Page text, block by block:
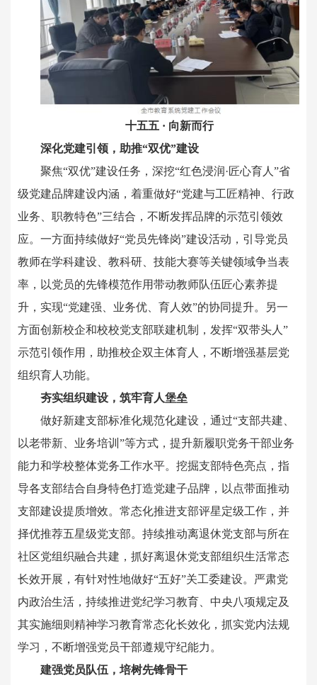
十五五 · 向新而行
深化党建引领，助推“双优”建设
聚焦“双优”建设任务，深挖“红色浸润·匠心育人”省
级党建品牌建设内涵，着重做好“党建与工匠精神、行政
业务、职教特色”三结合，不断发挥品牌的示范引领效
应。一方面持续做好“党员先锋岗”建设活动，引导党员
教师在学科建设、教科研、技能大赛等关键领域争当表
率，以党员的先锋模范作用带动教师队伍匠心素养提
升，实现“党建强、业务优、育人效”的协同提升。另一
方面创新校企和校校党支部联建机制，发挥“双带头人”
示范引领作用，助推校企双主体育人，不断增强基层党
组织育人功能。
夯实组织建设，筑牢育人堡垒
做好新建支部标准化规范化建设，通过“支部共建、
以老带新、业务培训”等方式，提升新履职党务干部业务
能力和学校整体党务工作水平。挖掘支部特色亮点，指
导各支部结合自身特色打造党建子品牌，以点带面推动
支部建设提质增效。常态化推进支部评星定级工作，并
择优推荐五星级党支部。持续推动离退休党支部与所在
社区党组织融合共建，抓好离退休党支部组织生活常态
长效开展，有针对性地做好“五好”关工委建设。严肃党
内政治生活，持续推进党纪学习教育、中央八项规定及
其实施细则精神学习教育常态化长效化，抓实党内法规
学习，不断增强党员干部遵规守纪能力。
建强党员队伍，培树先锋骨干